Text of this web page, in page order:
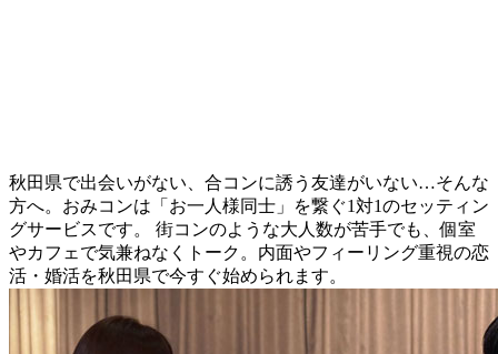
秋田県で出会いがない、合コンに誘う友達がいない…そんな
方へ。おみコンは「お一人様同士」を繋ぐ1対1のセッティン
グサービスです。 街コンのような大人数が苦手でも、個室
やカフェで気兼ねなくトーク。内面やフィーリング重視の恋
活・婚活を秋田県で今すぐ始められます。